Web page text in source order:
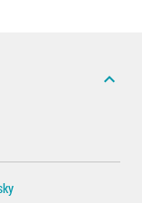
expand_less